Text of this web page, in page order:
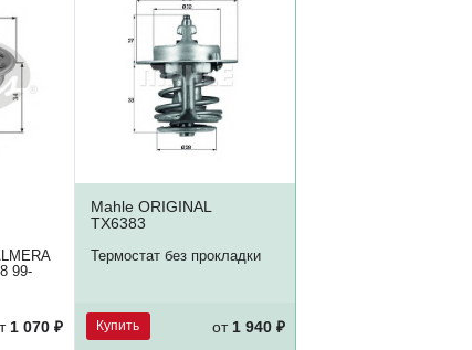
99-
1 070 ₽
Mahle ORIGINAL
TX6383
Термостат без прокладки
Купить от 1 940 ₽